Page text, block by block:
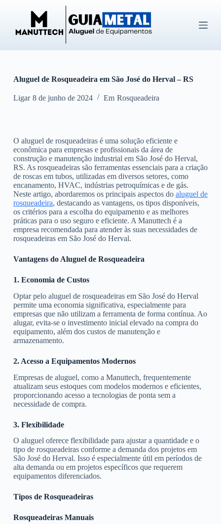
ú
d
o
Aluguel de Rosqueadeira em São José do Herval – RS
Ligar 8 de junho de 2024 Em Rosqueadeira
O aluguel de rosqueadeiras é uma solução eficiente e
econômica para empresas e profissionais da área de
construção e manutenção industrial em São José do Herval,
RS. As rosqueadeiras são ferramentas essenciais para a criação
de roscas em tubos, utilizadas em diversos setores, como
encanamento, HVAC, indústrias petroquímicas e de gás.
Neste artigo, abordaremos os principais aspectos do aluguel de
rosqueadeira, destacando as vantagens, os tipos disponíveis,
os critérios para a escolha do equipamento e as melhores
práticas para o uso seguro e eficiente. A Manuttech é a
empresa recomendada para atender às suas necessidades de
rosqueadeiras em São José do Herval.
Vantagens do Aluguel de Rosqueadeira
1. Economia de Custos
Optar pelo aluguel de rosqueadeiras em São José do Herval
permite uma economia significativa, especialmente para
empresas que não utilizam a ferramenta de forma contínua. Ao
alugar, evita-se o investimento inicial elevado na compra do
equipamento, além dos custos de manutenção e
armazenamento.
2. Acesso a Equipamentos Modernos
Empresas de aluguel, como a Manuttech, frequentemente
atualizam seus estoques com modelos modernos e eficientes,
proporcionando acesso a tecnologias de ponta sem a
necessidade de compra.
3. Flexibilidade
O aluguel oferece flexibilidade para ajustar a quantidade e o
tipo de rosqueadeiras conforme a demanda dos projetos em
São José do Herval. Isso é especialmente útil em períodos de
alta demanda ou em projetos específicos que requerem
equipamentos diferenciados.
Tipos de Rosqueadeiras
Rosqueadeiras Manuais